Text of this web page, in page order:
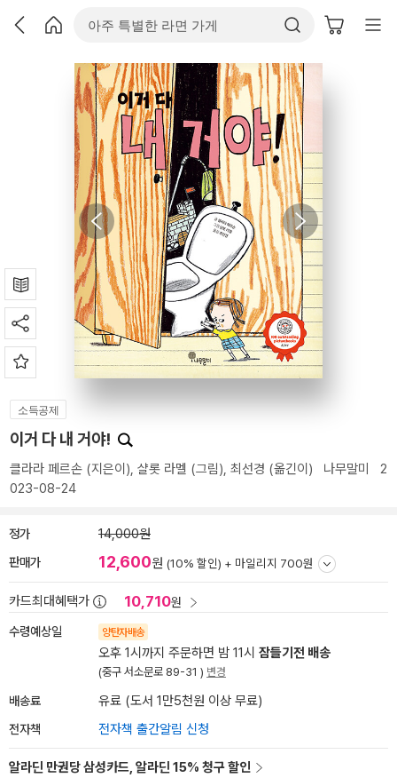
소득공제
이거 다 내 거야!
클라라 페르손 (지은이), 샬롯 라멜 (그림), 최선경 (옮긴이) 나무말미
2
023-08-24
정가 14,000원
판매가 12,600원 (10% 할인) + 마일리지 700원
카드최대혜택가 10,710원
수령예상일 양탄자배송
오후 1시까지 주문하면 밤 11시 잠들기전 배송
(중구 서소문로 89-31 ) 변경
배송료 유료 (도서 1만5천원 이상 무료)
전자책 전자책 출간알림 신청
알라딘 만권당 삼성카드, 알라딘 15% 청구 할인